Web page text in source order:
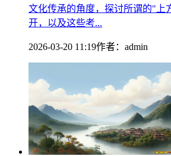
文化传承的角度，探讨所谓的"上
开，以及这些考...
2026-03-20 11:19作者： admin